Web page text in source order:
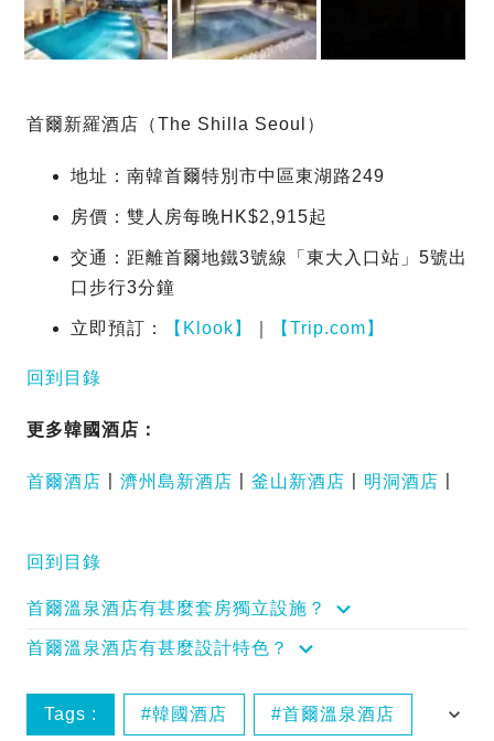
首爾新羅酒店（The Shilla Seoul）
地址：南韓首爾特別市中區東湖路249
房價：雙人房每晚HK$2,915起
交通：距離首爾地鐵3號線「東大入口站」5號出
口步行3分鐘
立即預訂： 【Klook】 【Trip.com】
回到目錄
更多韓國酒店：
首爾酒店 濟州島新酒店 釜山新酒店 明洞酒店
回到目錄
首爾溫泉酒店有甚麼套房獨立設施？
首爾溫泉酒店有甚麼設計特色？
Tags : 韓國酒店 首爾溫泉酒店